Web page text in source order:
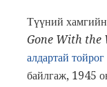
Түүний
Gone With the
алдартай тойрог
байлгаж, 1945